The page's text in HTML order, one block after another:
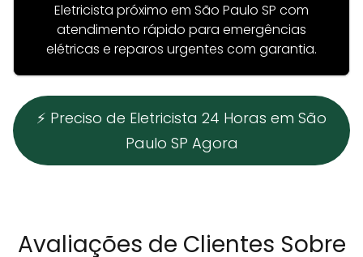
Eletricista próximo em São Paulo SP com
atendimento rápido para emergências
elétricas e reparos urgentes com garantia.
⚡ Preciso de Eletricista 24 Horas em São
Paulo SP Agora
Avaliações de Clientes Sobre